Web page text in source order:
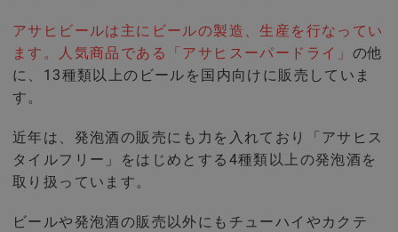
アサヒビールは主にビールの製造、生産を行なってい
ます。人気商品である「アサヒスーパードライ」 の他
に、13種類以上のビールを国内向けに販売していま
す。
近年は、発泡酒の販売にも力を入れており「アサヒス
タイルフリー」をはじめとする4種類以上の発泡酒を
取り扱っています。
ビールや発泡酒の販売以外にもチューハイやカクテ